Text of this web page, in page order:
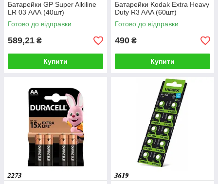
Батарейки GP Super Alkiline
LR 03 ААА (40шт)
Готово до відправки
589,21 ₴
Купити
Батарейки Kodak Extra Heavy
Duty R3 AAA (60шт)
Готово до відправки
490 ₴
Купити